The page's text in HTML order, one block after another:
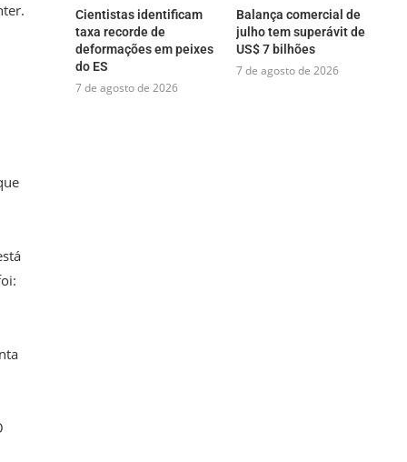
Cientistas identificam
taxa recorde de
deformações em peixes
do ES
7 de agosto de 2026
Balança comercial de
julho tem superávit de
US$ 7 bilhões
7 de agosto de 2026